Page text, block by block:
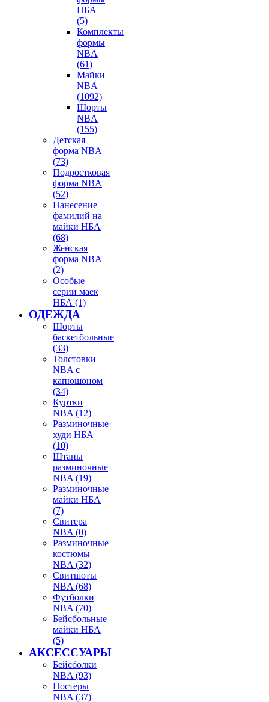
НБА
(5)
Комплекты
формы
NBA
(61)
Майки
NBA
(1092)
Шорты
NBA
(155)
Детская
форма NBA
(73)
Подростковая
форма NBA
(52)
Нанесение
фамилий на
майки НБА
(68)
Женская
форма NBA
(2)
Особые
серии маек
НБА (1)
ОДЕЖДА
Шорты
баскетбольные
(33)
Толстовки
NBA с
капюшоном
(34)
Куртки
NBA (12)
Разминочные
худи НБА
(10)
Штаны
разминочные
NBA (19)
Разминочные
майки НБА
(7)
Свитера
NBA (0)
Разминочные
костюмы
NBA (32)
Свитшоты
NBA (68)
Футболки
NBA (70)
Бейсбольные
майки НБА
(5)
АКСЕССУАРЫ
Бейсболки
NBA (93)
Постеры
NBA (37)